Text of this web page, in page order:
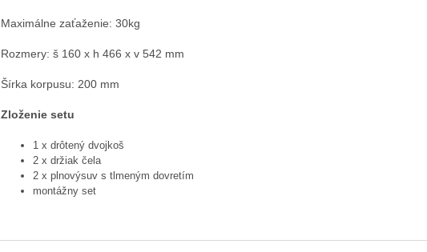
Maximálne zaťaženie: 30kg
Rozmery: š 160 x h 466 x v 542 mm
Šírka korpusu: 200 mm
Zloženie setu
1 x drôtený dvojkoš
2 x držiak čela
2 x plnovýsuv s tlmeným dovretím
montážny set